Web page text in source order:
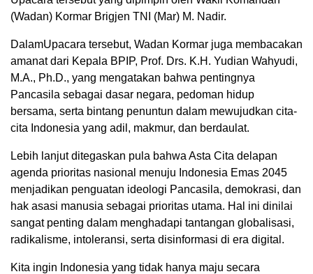
(Wadan) Kormar Brigjen TNI (Mar) M. Nadir.
DalamUpacara tersebut, Wadan Kormar juga membacakan
amanat dari Kepala BPIP, Prof. Drs. K.H. Yudian Wahyudi,
M.A., Ph.D., yang mengatakan bahwa pentingnya
Pancasila sebagai dasar negara, pedoman hidup
bersama, serta bintang penuntun dalam mewujudkan cita-
cita Indonesia yang adil, makmur, dan berdaulat.
Lebih lanjut ditegaskan pula bahwa Asta Cita delapan
agenda prioritas nasional menuju Indonesia Emas 2045
menjadikan penguatan ideologi Pancasila, demokrasi, dan
hak asasi manusia sebagai prioritas utama. Hal ini dinilai
sangat penting dalam menghadapi tantangan globalisasi,
radikalisme, intoleransi, serta disinformasi di era digital.
Kita ingin Indonesia yang tidak hanya maju secara